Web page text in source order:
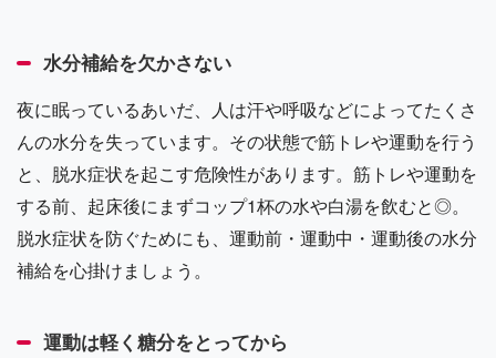
水分補給を欠かさない
夜に眠っているあいだ、人は汗や呼吸などによってたくさ
んの水分を失っています。その状態で筋トレや運動を行う
と、脱水症状を起こす危険性があります。筋トレや運動を
する前、起床後にまずコップ1杯の水や白湯を飲むと◎。
脱水症状を防ぐためにも、運動前・運動中・運動後の水分
補給を心掛けましょう。
運動は軽く糖分をとってから